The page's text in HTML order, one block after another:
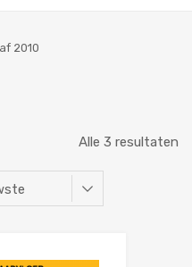
2010
Alle 3 resultaten